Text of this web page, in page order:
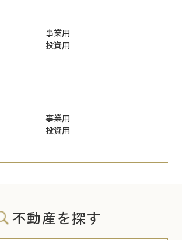
事業用
投資用
事業用
投資用
不動産を探す